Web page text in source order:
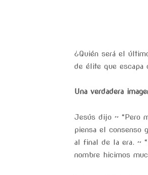
¿Quién será el
de élite que escapa
Una verdadera
Jesús dijo ~ “Pero
piensa el consenso
al final de la era. ~
nombre hicimos